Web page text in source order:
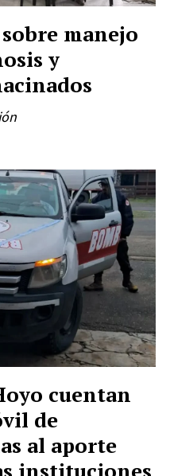
manejo
y
cuentan
de
al aporte
instituciones